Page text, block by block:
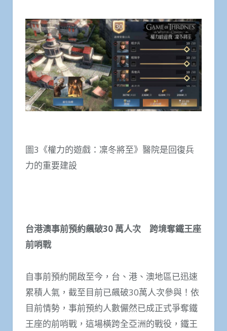
圖3《權力的遊戲：凜冬將至》醫院是回復兵
力的重要建設
台港澳事前預約飆破30 萬人次 跨境奪鐵王座
前哨戰
自事前預約開啟至今，台、港、澳地區已迅速
累積人氣，截至目前已飆破30萬人次參與！依
目前情勢，事前預約人數儼然已成正式爭奪鐵
王座的前哨戰，這場橫跨全亞洲的戰役，鐵王